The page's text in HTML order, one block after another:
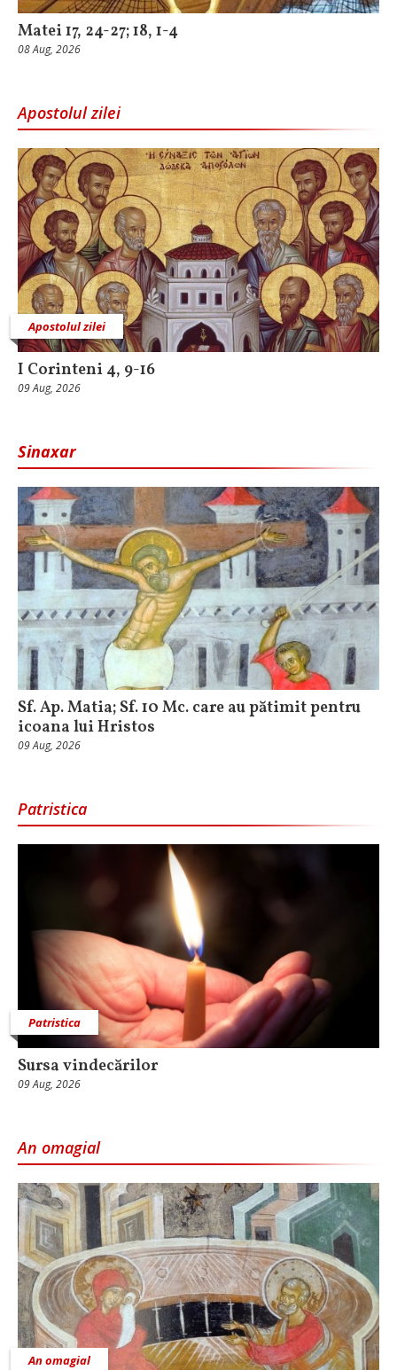
Matei 17, 24-27; 18, 1-4
08 Aug, 2026
Apostolul zilei
Apostolul zilei
I Corinteni 4, 9-16
09 Aug, 2026
Sinaxar
Sf. Ap. Matia; Sf. 10 Mc. care au pătimit pentru
icoana lui Hristos
09 Aug, 2026
Patristica
Patristica
Sursa vindecărilor
09 Aug, 2026
An omagial
An omagial